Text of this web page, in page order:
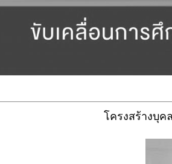
โครงสร้างบุค